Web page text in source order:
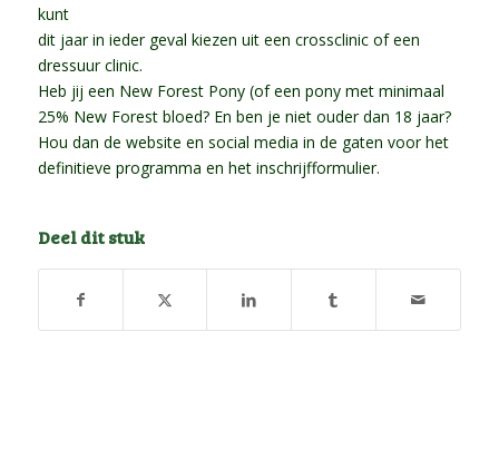
kunt
dit jaar in ieder geval kiezen uit een crossclinic of een
dressuur clinic.
Heb jij een New Forest Pony (of een pony met minimaal
25% New Forest bloed? En ben je niet ouder dan 18 jaar?
Hou dan de website en social media in de gaten voor het
definitieve programma en het inschrijfformulier.
Deel dit stuk